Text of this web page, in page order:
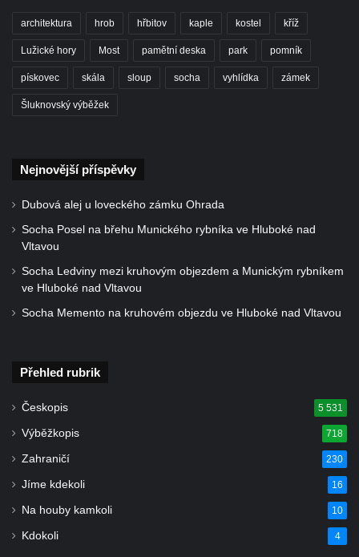
Kaple na rozcestí v jižní části Budyně nad
Ohří
Kaple v Brníkově
Kostel svatého Floriána v Podbradci
Kaple na západním okraji Ředhoště
Kaple severně od Ředhoště
Postoloprtech
Březně
Kaple svatého Antonína Paduánského na
návsi ve Vysokém Březně
Bývalá kaple svatých Jana a Pavla v
Nemilkově
architektura hrob hřbitov kaple kostel kříž
Lužické hory Most pamětní deska park pomník
pískovec skála sloup socha vyhlídka zámek
Šluknovský výběžek
Nejnovější příspěvky
Dubová alej u loveckého zámku Ohrada
Socha Posel na břehu Munického rybníka ve Hluboké nad
Vltavou
Socha Ledviny mezi kruhovým objezdem a Munickým rybníkem
ve Hluboké nad Vltavou
Socha Memento na kruhovém objezdu ve Hluboké nad Vltavou
Přehled rubrik
Českopis 5 531
Výběžkopis 718
Zahraničí 230
Jíme kdekoli 16
Na houby kamkoli 10
Kdokoli 4